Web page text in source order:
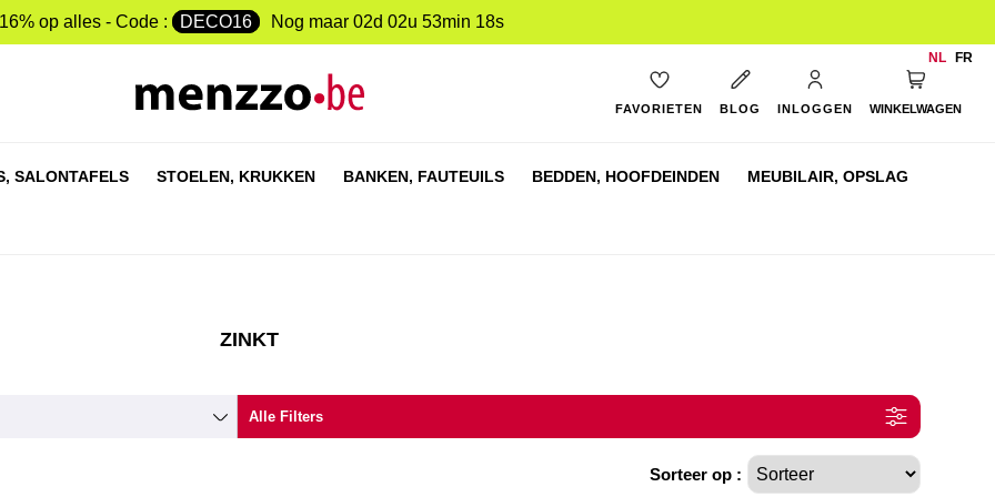
op alles - Code : DECO16 Nog maar 02d 02u 53min 17s
NL FR
FAVORIETEN BLOG INLOGGEN WINKELWAGEN
SALONTAFELS STOELEN, KRUKKEN BANKEN, FAUTEUILS BEDDEN, HOOFDEINDEN MEUBILAIR, OPSLAG
ZINKT
Alle Filters
Sorteer op :